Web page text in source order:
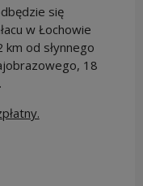
się
w Łochowie
od słynnego
18